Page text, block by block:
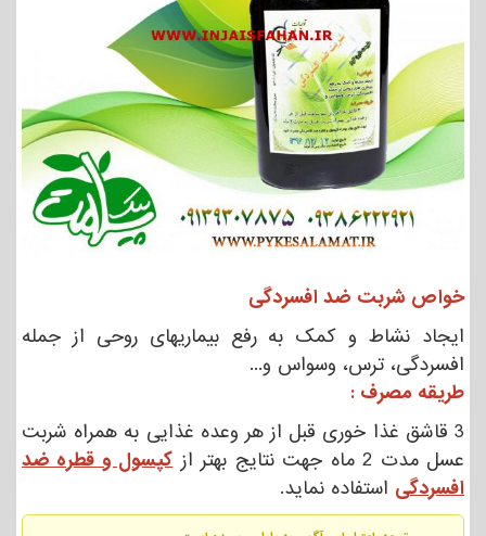
خواص شربت ضد افسردگی
ایجاد نشاط و کمک به رفع بیماریهای روحی از جمله
افسردگی، ترس، وسواس و...
طریقه مصرف :
3 قاشق غذا خوری قبل از هر وعده غذایی به همراه شربت
عسل مدت 2 ماه جهت نتایج بهتر از
کپسول و قطره ضد
افسردگی استفاده نماید.